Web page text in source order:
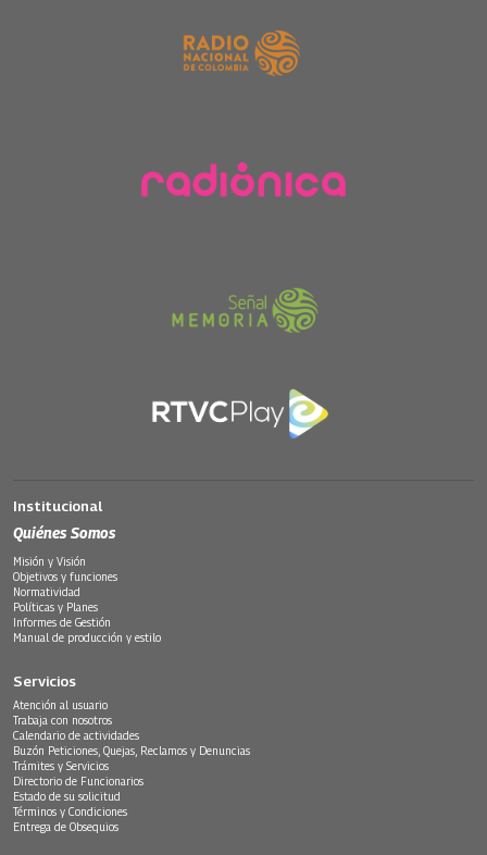
Institucional
Quiénes Somos
Misión y Visión
Objetivos y funciones
Normatividad
Políticas y Planes
Informes de Gestión
Manual de producción y estilo
Servicios
Atención al usuario
Trabaja con nosotros
Calendario de actividades
Buzón Peticiones, Quejas, Reclamos y Denuncias
Trámites y Servicios
Directorio de Funcionarios
Estado de su solicitud
Términos y Condiciones
Entrega de Obsequios